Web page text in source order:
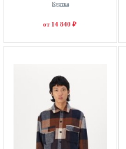
Куртка
от 14 840 ₽